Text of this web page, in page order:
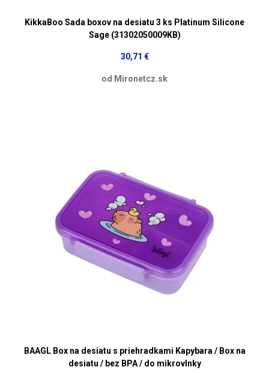
KikkaBoo Sada boxov na desiatu 3 ks Platinum Silicone
Sage (31302050009KB)
30,71 €
od Mironetcz.sk
BAAGL Box na desiatu s priehradkami Kapybara / Box na
desiatu / bez BPA / do mikrovlnky